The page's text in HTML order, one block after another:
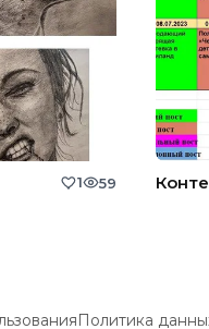
1 59
Политика